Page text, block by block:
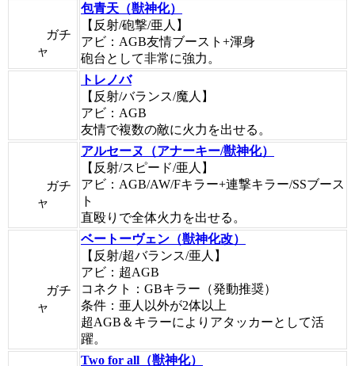
ガチ
ャ
包青天（獣神化）
【反射/砲撃/亜人】
アビ：AGB友情ブースト+渾身
砲台として非常に強力。
トレノバ
【反射/バランス/魔人】
アビ：AGB
友情で複数の敵に火力を出せる。
ガチ
ャ
アルセーヌ（アナーキー/獣神化）
【反射/スピード/亜人】
アビ：AGB/AW/Fキラー+連撃キラー/SSブース
ト
直殴りで全体火力を出せる。
ガチ
ャ
ベートーヴェン（獣神化改）
【反射/超バランス/亜人】
アビ：超AGB
コネクト：GBキラー（発動推奨）
条件：亜人以外が2体以上
超AGB＆キラーによりアタッカーとして活
躍。
Two for all（獣神化）